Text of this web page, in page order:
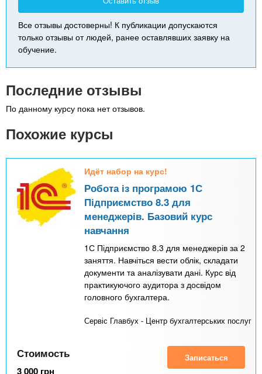
Все отзывы достоверны! К публикации допускаются
только отзывы от людей, ранее оставлявших заявку на
обучение.
Последние отзывы
По данному курсу пока нет отзывов.
Похожие курсы
Идёт набор на курс!
Робота із програмою 1С
Підприємство 8.3 для
менеджерів. Базовий курс
навчання
1С Підприємство 8.3 для менеджерів за 2
заняття. Навчіться вести облік, складати
документи та аналізувати дані. Курс від
практикуючого аудитора з досвідом
головного бухгалтера.
Сервіс Главбух - Центр бухгалтерських послуг
Стоимость
3 000 грн
Записаться